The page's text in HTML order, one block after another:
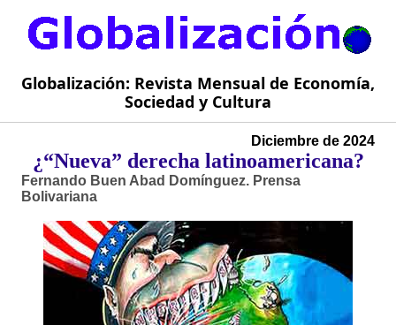
Globalización: Revista Mensual de Economía,
Sociedad y Cultura
Diciembre de 2024
¿“Nueva” derecha latinoamericana?
Fernando Buen Abad Domínguez. Prensa
Bolivariana